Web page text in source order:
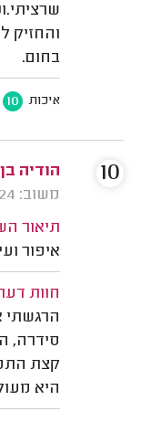
והחזיק
בחום.
איכות 10
הודיה
משוב: 10/06/2024
תיאור
איפור
חוות
הרגשתי
סידרה,
קצת
היא
10